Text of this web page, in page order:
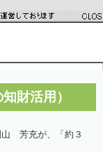
財活用）
山 芳充が、「約３